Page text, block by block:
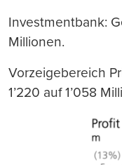
Investmentbank:
Millionen.
Vorzeigebereich
1’220 auf 1’058